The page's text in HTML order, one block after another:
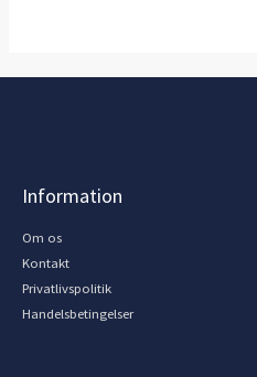
Information
Om os
Kontakt
Privatlivspolitik
Handelsbetingelser